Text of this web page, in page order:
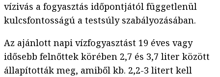
vízivás a fogyasztás időpontjától függetlenül
kulcsfontosságú a testsúly szabályozásában.
Az ajánlott napi vízfogyasztást 19 éves vagy
idősebb felnőttek körében 2,7 és 3,7 liter között
állapították meg, amiből kb. 2,2-3 litert kell